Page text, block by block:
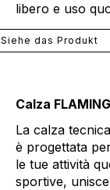
libero e uso
Siehe das Produkt
Calza
La calza
è progettata
le tue attività
sportive,